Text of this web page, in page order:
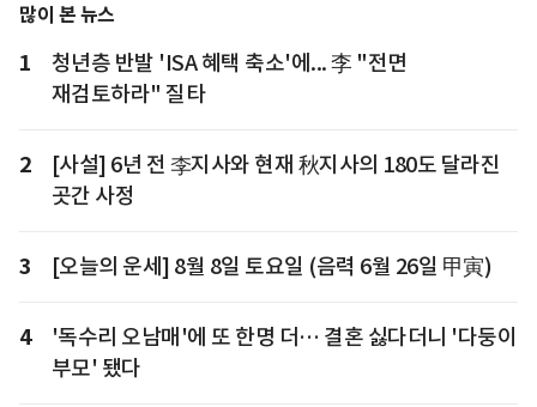
많이 본 뉴스
1
청년층 반발 'ISA 혜택 축소'에... 李 "전면
재검토하라" 질타
2
[사설] 6년 전 李지사와 현재 秋지사의 180도 달라진
곳간 사정
3 [오늘의 운세] 8월 8일 토요일 (음력 6월 26일 甲寅)
4
'독수리 오남매'에 또 한명 더… 결혼 싫다더니 '다둥이
부모' 됐다